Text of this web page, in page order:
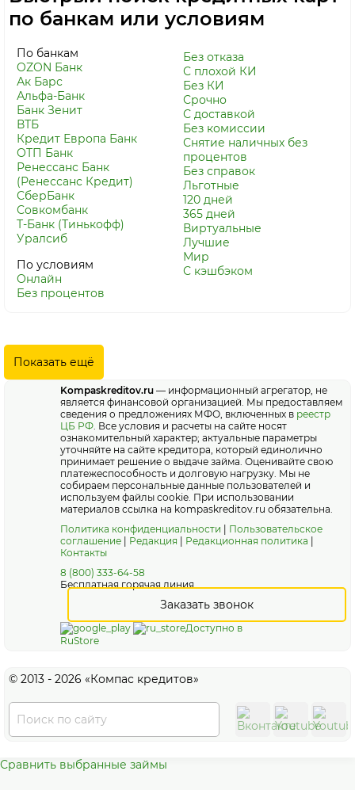
по банкам или условиям
По банкам
OZON Банк
Ак Барс
Альфа-Банк
Банк Зенит
ВТБ
Кредит Европа Банк
ОТП Банк
Ренессанс Банк
(Ренессанс Кредит)
СберБанк
Совкомбанк
Т-Банк (Тинькофф)
Уралсиб
По условиям
Онлайн
Без процентов
Без отказа
С плохой КИ
Без КИ
Срочно
С доставкой
Без комиссии
Снятие наличных без
процентов
Без справок
Льготные
120 дней
365 дней
Виртуальные
Лучшие
Мир
С кэшбэком
Показать ещё
Kompaskreditov.ru — информационный агрегатор, не
является финансовой организацией. Мы предоставляем
сведения о предложениях МФО, включенных в реестр
ЦБ РФ. Все условия и расчеты на сайте носят
ознакомительный характер; актуальные параметры
уточняйте на сайте кредитора, который единолично
принимает решение о выдаче займа. Оценивайте свою
платежеспособность и долговую нагрузку. Мы не
собираем персональные данные пользователей и
используем файлы cookie. При использовании
материалов ссылка на kompaskreditov.ru обязательна.
Политика конфиденциальности
Пользовательское
соглашение
Редакция Редакционная политика
Контакты
8 (800) 333-64-58
Бесплатная горячая линия
Заказать звонок
Доступно в
RuStore
© 2013 - 2026 «Компас кредитов»
Сравнить выбранные займы